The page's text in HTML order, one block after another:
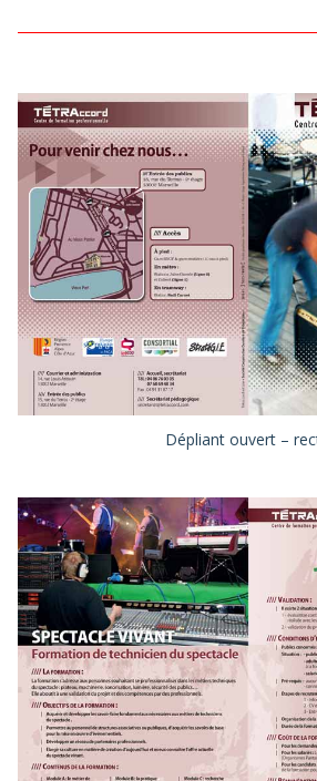
Dépliant ouvert –